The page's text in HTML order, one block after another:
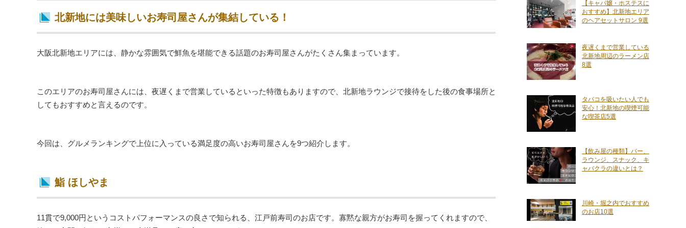
北新地には美味しいお寿司屋さんが集結している！
大阪北新地エリアには、静かな雰囲気で鮮魚を堪能できる話題のお寿司屋さんがたくさん集まっています。
このエリアのお寿司屋さんには、夜遅くまで営業しているといった特徴もありますので、北新地ラウンジで接待をした後の食事場所と
してもおすすめと言えるのです。
今回は、グルメランキングで上位に入っている満足度の高いお寿司屋さんを9つ紹介します。
鮨 ほしやま
11貫で9,000円というコストパフォーマンスの良さで知られる、江戸前寿司のお店です。寡黙な親方がお寿司を握ってくれますので、
【キャバ嬢・ホステスに
おすすめ】北新地エリア
のヘアセットサロン 9選
夜遅くまで営業している
北新地周辺のラーメン店
8選
タバコを吸いたい人でも
安心！北新地の喫煙可能
な喫茶店5選
【飲み屋の種類】バー、
ラウンジ、スナック、キ
ャバクラの違いとは？
川崎・堀之内でおすすめ
のお店10選